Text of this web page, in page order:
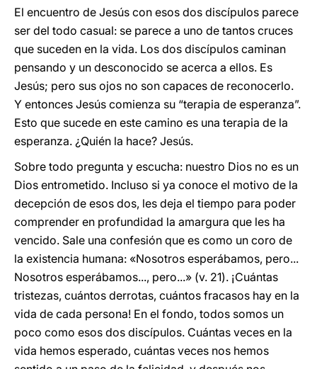
El encuentro de Jesús con esos dos discípulos parece
ser del todo casual: se parece a uno de tantos cruces
que suceden en la vida. Los dos discípulos caminan
pensando y un desconocido se acerca a ellos. Es
Jesús; pero sus ojos no son capaces de reconocerlo.
Y entonces Jesús comienza su “terapia de esperanza”.
Esto que sucede en este camino es una terapia de la
esperanza. ¿Quién la hace? Jesús.
Sobre todo pregunta y escucha: nuestro Dios no es un
Dios entrometido. Incluso si ya conoce el motivo de la
decepción de esos dos, les deja el tiempo para poder
comprender en profundidad la amargura que les ha
vencido. Sale una confesión que es como un coro de
la existencia humana: «Nosotros esperábamos, pero...
Nosotros esperábamos..., pero...» (v. 21). ¡Cuántas
tristezas, cuántos derrotas, cuántos fracasos hay en la
vida de cada persona! En el fondo, todos somos un
poco como esos dos discípulos. Cuántas veces en la
vida hemos esperado, cuántas veces nos hemos